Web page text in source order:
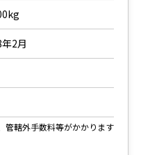
2月
管轄外手数料等がかかります